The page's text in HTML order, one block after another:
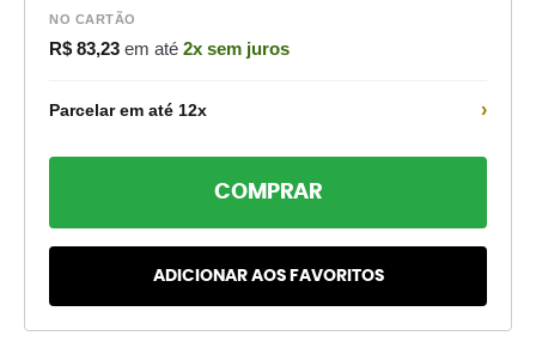
NO CARTÃO
R$ 83,23 em até 2x sem juros
Parcelar em até 12x ›
COMPRAR
ADICIONAR AOS FAVORITOS